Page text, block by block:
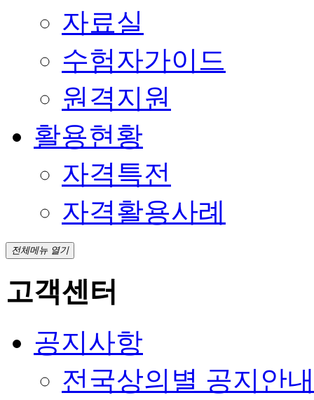
자료실
수험자가이드
원격지원
활용현황
자격특전
자격활용사례
전체메뉴 열기
고객센터
공지사항
전국상의별 공지안내